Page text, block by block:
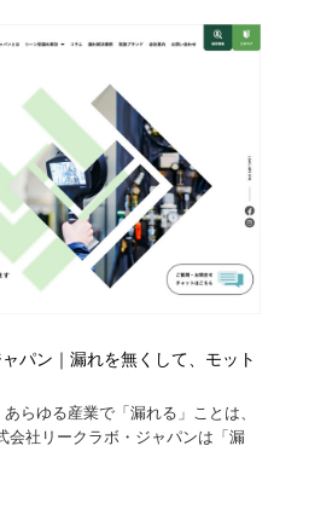
パン｜漏れを無くして、モット
らゆる産業で「漏れる」ことは、
会社リークラボ・ジャパンは「漏